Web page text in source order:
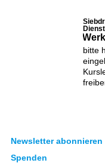
bitte
Newsletter abonnieren
Spenden